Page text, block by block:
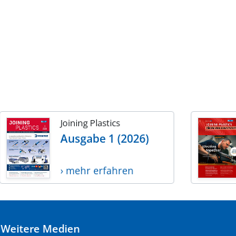
Joining Plastics
Ausgabe 1 (2026)
› mehr erfahren
Weitere Medien